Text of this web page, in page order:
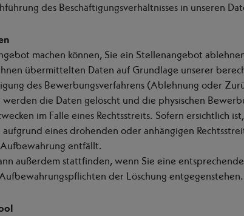
des Beschäftigungsverhältnisses in unseren
machen können, Sie ein Stellenangebot
übermittelten Daten auf Grundlage unserer
des Bewerbungsverfahrens (Ablehnung oder
die Daten gelöscht und die physischen
im Falle eines Rechtsstreits. Sofern ersichtlich
eines drohenden oder anhängigen
entfällt.
außerdem stattfinden, wenn Sie eine
der Löschung entgegenstehen.